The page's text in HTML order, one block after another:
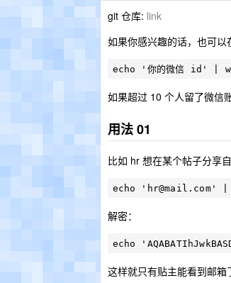
git 仓库: link
如果你感兴趣的话，也可以
如果超过 10 个人留了微信
用法 01
比如 hr 想在某个帖子分享
echo ' hr@mail.com
解密：
这样就只有贴主能看到邮箱